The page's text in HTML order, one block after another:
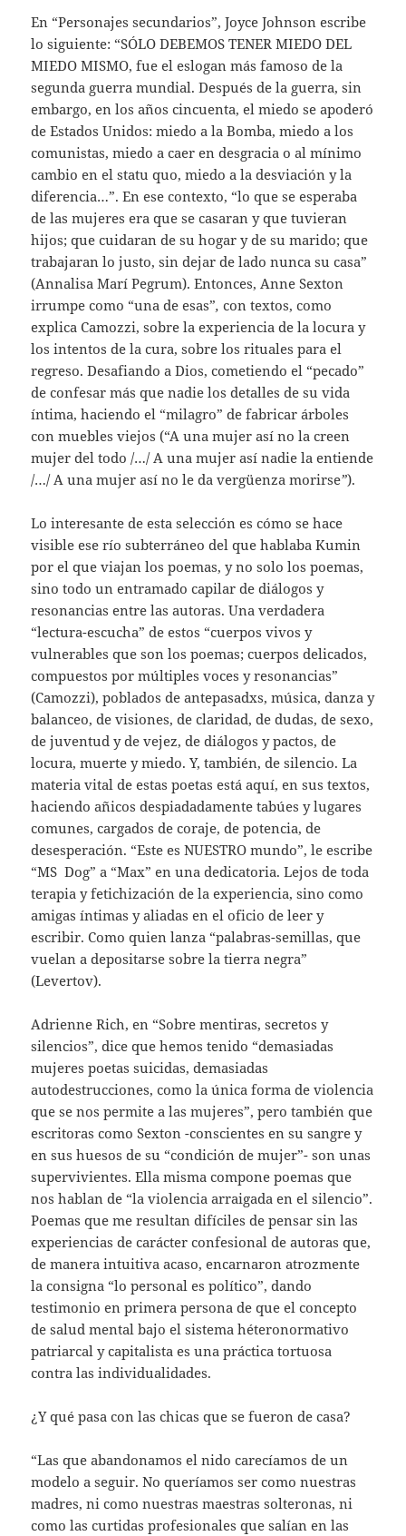
En “Personajes secundarios”, Joyce Johnson escribe
lo siguiente: “SÓLO DEBEMOS TENER MIEDO DEL
MIEDO MISMO, fue el eslogan más famoso de la
segunda guerra mundial. Después de la guerra, sin
embargo, en los años cincuenta, el miedo se apoderó
de Estados Unidos: miedo a la Bomba, miedo a los
comunistas, miedo a caer en desgracia o al mínimo
cambio en el statu quo, miedo a la desviación y la
diferencia…”. En ese contexto, “lo que se esperaba
de las mujeres era que se casaran y que tuvieran
hijos; que cuidaran de su hogar y de su marido; que
trabajaran lo justo, sin dejar de lado nunca su casa”
(Annalisa Marí Pegrum). Entonces, Anne Sexton
irrumpe como “una de esas”, con textos, como
explica Camozzi, sobre la experiencia de la locura y
los intentos de la cura, sobre los rituales para el
regreso. Desafiando a Dios, cometiendo el “pecado”
de confesar más que nadie los detalles de su vida
íntima, haciendo el “milagro” de fabricar árboles
con muebles viejos (“A una mujer así no la creen
mujer del todo /…/ A una mujer así nadie la entiende
/…/ A una mujer así no le da vergüenza morirse”).
Lo interesante de esta selección es cómo se hace
visible ese río subterráneo del que hablaba Kumin
por el que viajan los poemas, y no solo los poemas,
sino todo un entramado capilar de diálogos y
resonancias entre las autoras. Una verdadera
“lectura-escucha” de estos “cuerpos vivos y
vulnerables que son los poemas; cuerpos delicados,
compuestos por múltiples voces y resonancias”
(Camozzi), poblados de antepasadxs, música, danza y
balanceo, de visiones, de claridad, de dudas, de sexo,
de juventud y de vejez, de diálogos y pactos, de
locura, muerte y miedo. Y, también, de silencio. La
materia vital de estas poetas está aquí, en sus textos,
haciendo añicos despiadadamente tabúes y lugares
comunes, cargados de coraje, de potencia, de
desesperación. “Este es NUESTRO mundo”, le escribe
“MS Dog” a “Max” en una dedicatoria. Lejos de toda
terapia y fetichización de la experiencia, sino como
amigas íntimas y aliadas en el oficio de leer y
escribir. Como quien lanza “palabras-semillas, que
vuelan a depositarse sobre la tierra negra”
(Levertov).
Adrienne Rich, en “Sobre mentiras, secretos y
silencios”, dice que hemos tenido “demasiadas
mujeres poetas suicidas, demasiadas
autodestrucciones, como la única forma de violencia
que se nos permite a las mujeres”, pero también que
escritoras como Sexton -conscientes en su sangre y
en sus huesos de su “condición de mujer”- son unas
supervivientes. Ella misma compone poemas que
nos hablan de “la violencia arraigada en el silencio”.
Poemas que me resultan difíciles de pensar sin las
experiencias de carácter confesional de autoras que,
de manera intuitiva acaso, encarnaron atrozmente
la consigna “lo personal es político”, dando
testimonio en primera persona de que el concepto
de salud mental bajo el sistema héteronormativo
patriarcal y capitalista es una práctica tortuosa
contra las individualidades.
¿Y qué pasa con las chicas que se fueron de casa?
“Las que abandonamos el nido carecíamos de un
modelo a seguir. No queríamos ser como nuestras
madres, ni como nuestras maestras solteronas, ni
como las curtidas profesionales que salían en las